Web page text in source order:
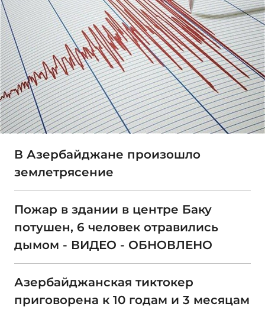
В Азербайджане произошло
землетрясение
Пожар в здании в центре Баку
потушен, 6 человек отравились
дымом - ВИДЕО - ОБНОВЛЕНО
Азербайджанская тиктокер
приговорена к 10 годам и 3 месяцам